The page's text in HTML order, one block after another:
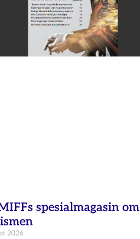
spesialmagasin om
2026